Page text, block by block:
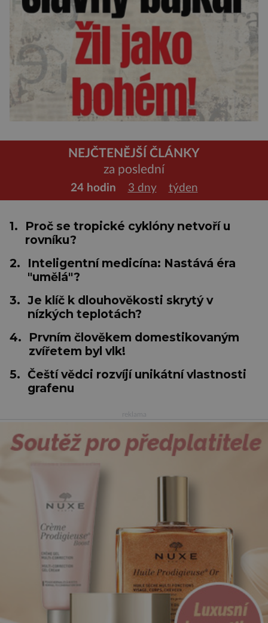
NEJČTENĚJŠÍ ČLÁNKY
za poslední
24 hodin 3 dny týden
1.
Proč se tropické cyklóny netvoří u
rovníku?
2.
Inteligentní medicína: Nastává éra
"umělá"?
3. Je klíč k dlouhověkosti skrytý v
nízkých teplotách?
4.
Prvním člověkem domestikovaným
zvířetem byl vlk!
5. Čeští vědci rozvíjí unikátní vlastnosti
grafenu